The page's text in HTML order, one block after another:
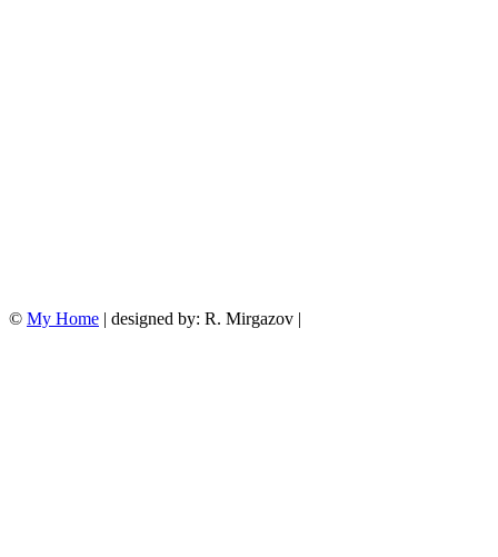
© My Home | designed by: R. Mirgazov |